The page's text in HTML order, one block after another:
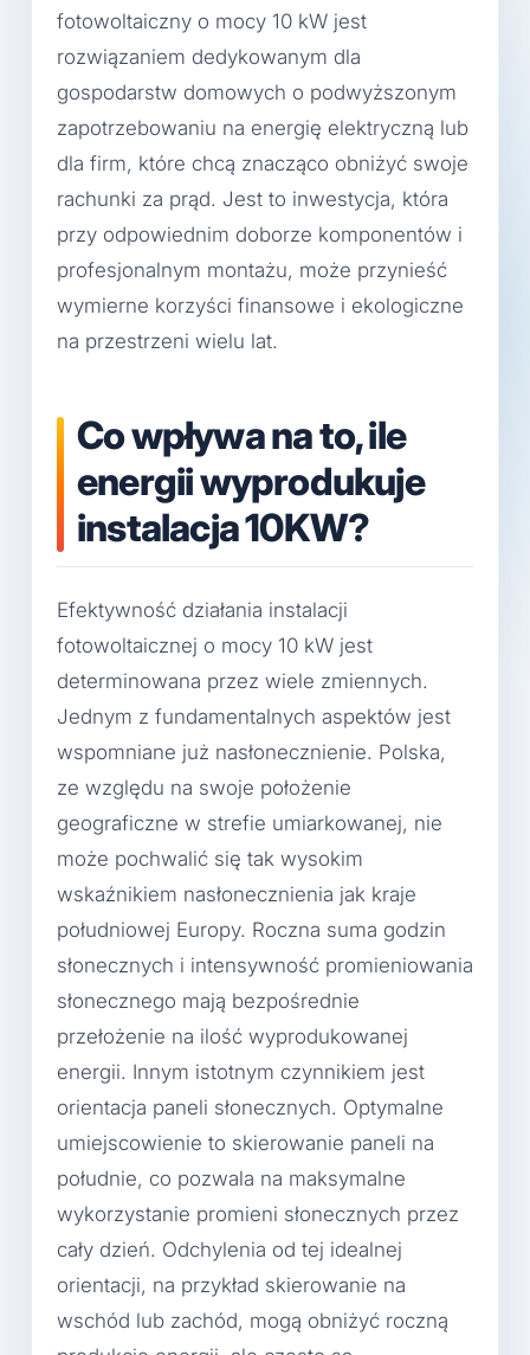
fotowoltaiczny o mocy 10 kW jest
rozwiązaniem dedykowanym dla
gospodarstw domowych o podwyższonym
zapotrzebowaniu na energię elektryczną lub
dla firm, które chcą znacząco obniżyć swoje
rachunki za prąd. Jest to inwestycja, która
przy odpowiednim doborze komponentów i
profesjonalnym montażu, może przynieść
wymierne korzyści finansowe i ekologiczne
na przestrzeni wielu lat.
Co wpływa na to, ile
energii wyprodukuje
instalacja 10KW?
Efektywność działania instalacji
fotowoltaicznej o mocy 10 kW jest
determinowana przez wiele zmiennych.
Jednym z fundamentalnych aspektów jest
wspomniane już nasłonecznienie. Polska,
ze względu na swoje położenie
geograficzne w strefie umiarkowanej, nie
może pochwalić się tak wysokim
wskaźnikiem nasłonecznienia jak kraje
południowej Europy. Roczna suma godzin
słonecznych i intensywność promieniowania
słonecznego mają bezpośrednie
przełożenie na ilość wyprodukowanej
energii. Innym istotnym czynnikiem jest
orientacja paneli słonecznych. Optymalne
umiejscowienie to skierowanie paneli na
południe, co pozwala na maksymalne
wykorzystanie promieni słonecznych przez
cały dzień. Odchylenia od tej idealnej
orientacji, na przykład skierowanie na
wschód lub zachód, mogą obniżyć roczną